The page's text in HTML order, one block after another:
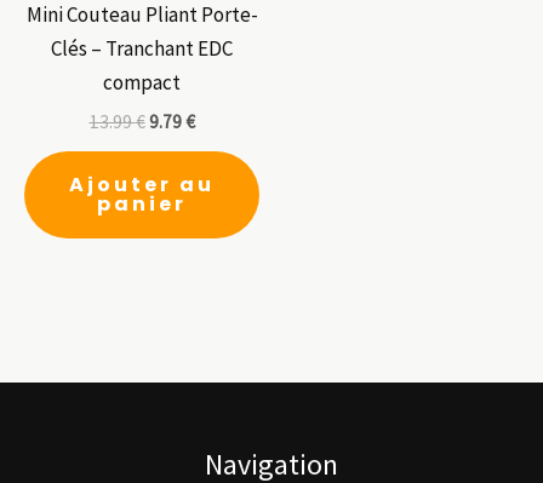
produit
Mini Couteau Pliant Porte-
Clés – Tranchant EDC
compact
13.99€9.79€
Ajouter au
panier
Navigation